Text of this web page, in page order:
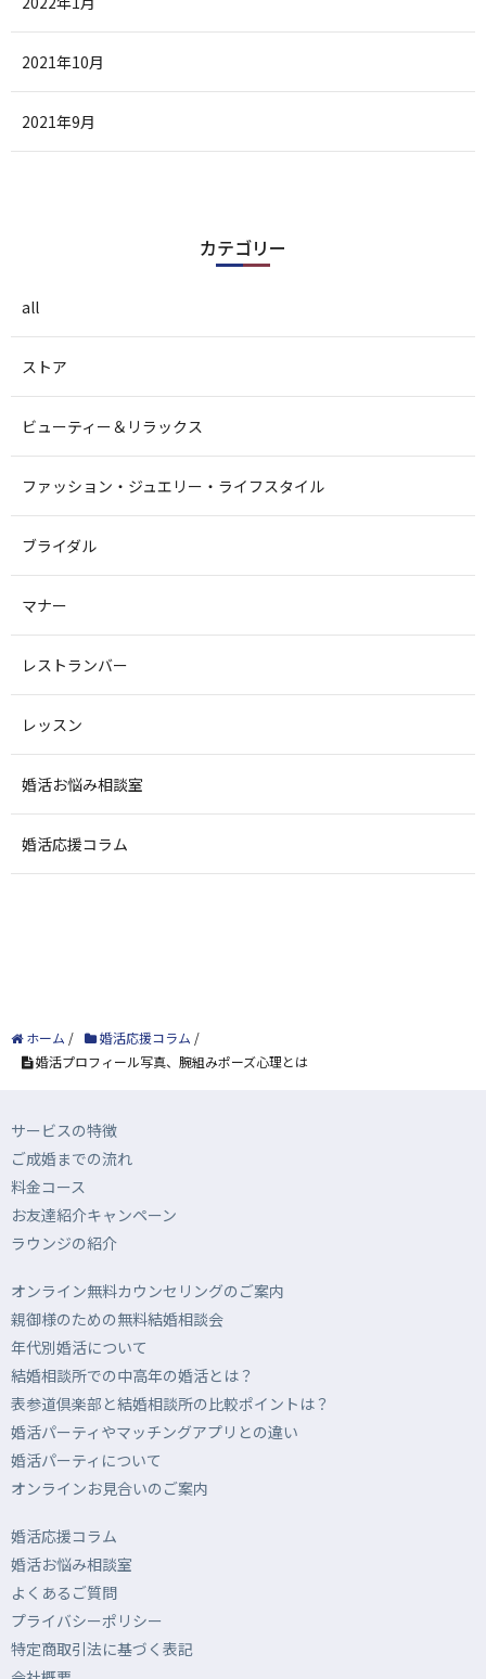
2021年10月
2021年9月
カテゴリー
all
ストア
ビューティー＆リラックス
ファッション・ジュエリー・ライフスタイル
ブライダル
マナー
レストランバー
レッスン
婚活お悩み相談室
婚活応援コラム
ホーム / 婚活応援コラム /
婚活プロフィール写真、腕組みポーズ心理とは
サービスの特徴
ご成婚までの流れ
料金コース
お友達紹介キャンペーン
ラウンジの紹介
オンライン無料カウンセリングのご案内
親御様のための無料結婚相談会
年代別婚活について
結婚相談所での中高年の婚活とは？
表参道倶楽部と結婚相談所の比較ポイントは？
婚活パーティやマッチングアプリとの違い
婚活パーティについて
オンラインお見合いのご案内
婚活応援コラム
婚活お悩み相談室
よくあるご質問
プライバシーポリシー
特定商取引法に基づく表記